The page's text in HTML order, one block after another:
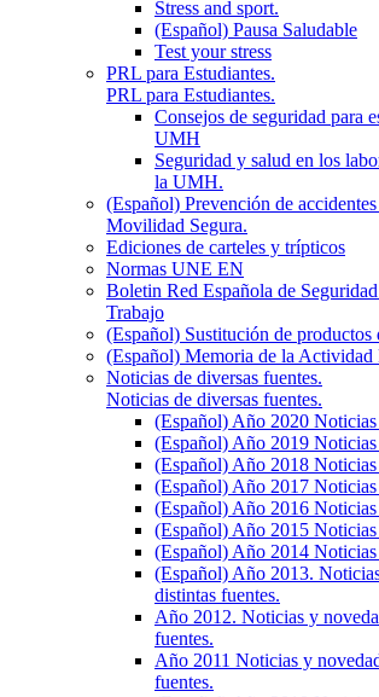
Stress and sport.
(Español) Pausa Saludable
Test your stress
PRL para Estudiantes.
PRL para Estudiantes.
Consejos de seguridad para
UMH
Seguridad y salud en los
la UMH.
(Español) Prevención de
Movilidad Segura.
Ediciones de carteles y trípticos
Normas UNE EN
Boletin Red Española de
Trabajo
(Español) Sustitución de productos
(Español) Memoria de la Actividad
Noticias de diversas fuentes.
Noticias de diversas fuentes.
(Español) Año 2020
(Español) Año 2019
(Español) Año 2018
(Español) Año 2017
(Español) Año 2016
(Español) Año 2015
(Español) Año 2014
(Español) Año 2013.
distintas fuentes.
Año 2012. Noticias y
fuentes.
Año 2011 Noticias y
fuentes.